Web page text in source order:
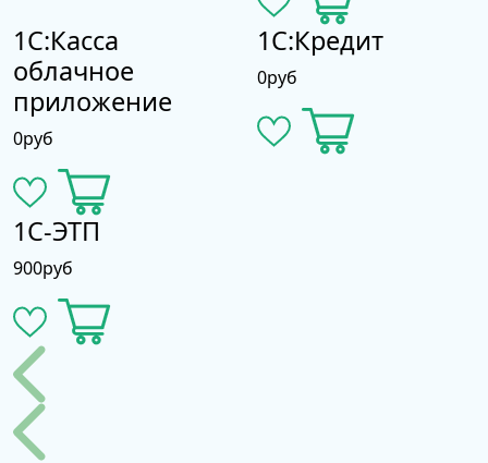
учет всех операций – от приемки
лекарств до выбытия из оборота;
хранение и просмотр истории всех
операций с маркированными
учет товарных запасов упаковок
Поддерживаются следующие операции:
1С:Касса
облачное
приложение
0руб
1С:Кредит
0руб
1С-ЭТП
900руб